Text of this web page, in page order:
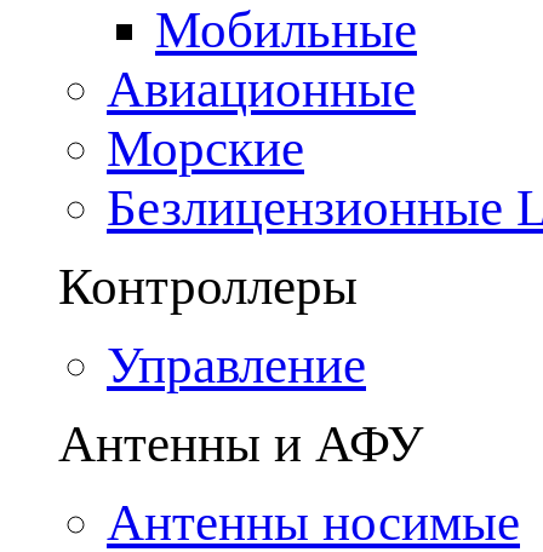
Мобильные
Авиационные
Морские
Безлицензионные
Контроллеры
Управление
Антенны и АФУ
Антенны носимые